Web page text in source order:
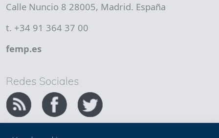
Calle Nuncio 8 28005, Madrid. España
t. +34 91 364 37 00
femp.es
Redes Sociales